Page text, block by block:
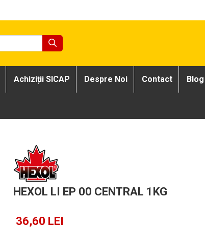
Achiziții SICAP Despre Noi Contact Blog
HEXOL LI EP 00 CENTRAL 1KG
36,60 LEI